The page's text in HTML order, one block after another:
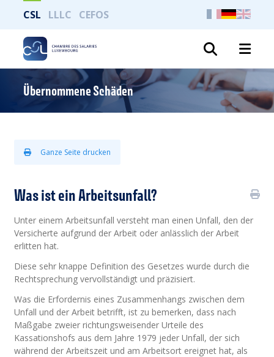
CSL LLLC CEFOS
Übernommene Schäden
Ganze Seite drucken
Was ist ein Arbeitsunfall?
Unter einem Arbeitsunfall versteht man einen Unfall, den der
Versicherte aufgrund der Arbeit oder anlässlich der Arbeit
erlitten hat.
Diese sehr knappe Definition des Gesetzes wurde durch die
Rechtsprechung vervollständigt und präzisiert.
Was die Erfordernis eines Zusammenhangs zwischen dem
Unfall und der Arbeit betrifft, ist zu bemerken, dass nach
Maßgabe zweier richtungsweisender Urteile des
Kassationshofs aus dem Jahre 1979 jeder Unfall, der sich
während der Arbeitszeit und am Arbeitsort ereignet hat, als